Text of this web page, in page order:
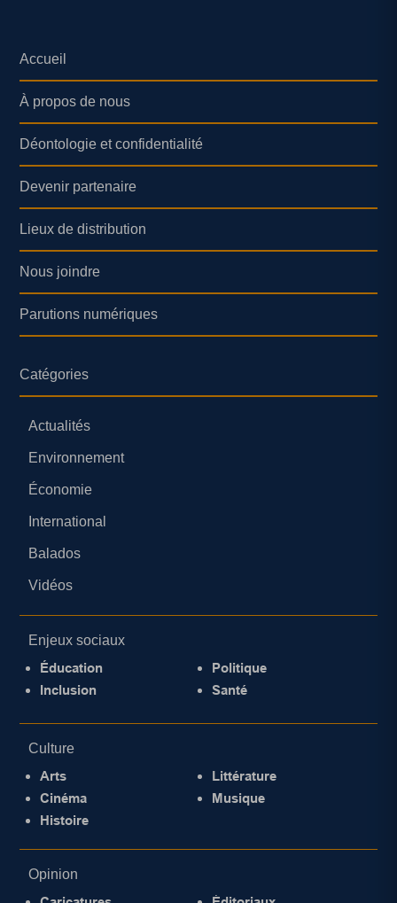
Accueil
À propos de nous
Déontologie et confidentialité
Devenir partenaire
Lieux de distribution
Nous joindre
Parutions numériques
Catégories
Actualités
Environnement
Économie
International
Balados
Vidéos
Enjeux sociaux
Éducation
Inclusion
Politique
Santé
Culture
Arts
Cinéma
Histoire
Littérature
Musique
Opinion